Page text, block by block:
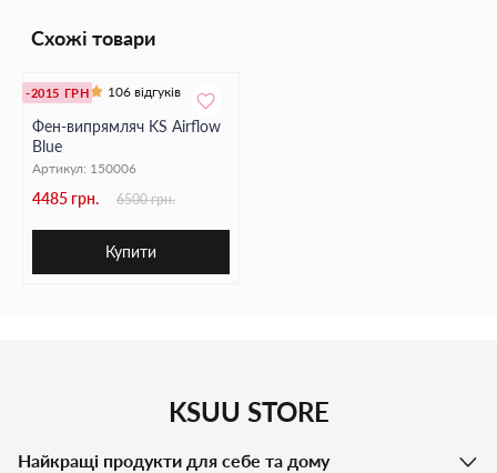
Схожі товари
-2015 ГРН 106 відгуків
Фен-випрямляч KS Airflow
Blue
Артикул: 150006
4485 грн. 6500 грн.
Купити
KSUU STORE
Найкращі продукти для себе та дому